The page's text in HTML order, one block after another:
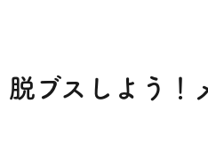
脱ブスしよう！